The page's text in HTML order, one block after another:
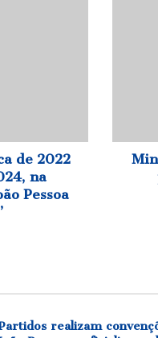
de 2022
na
Pessoa
que
possam
realizam